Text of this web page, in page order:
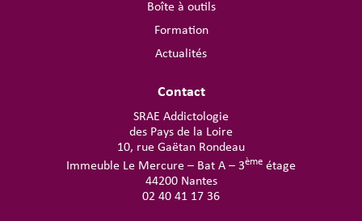
Boîte à outils
Formation
Actualités
Contact
SRAE Addictologie
des Pays de la Loire
10, rue Gaëtan Rondeau
Immeuble Le Mercure – Bat A – 3ème étage
44200 Nantes
02 40 41 17 36